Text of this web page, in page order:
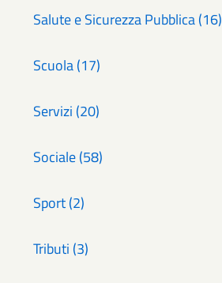
Salute e Sicurezza Pubblica (16)
Scuola (17)
Servizi (20)
Sociale (58)
Sport (2)
Tributi (3)